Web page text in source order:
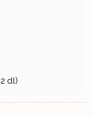
dl)